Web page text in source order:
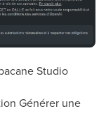
Studio
Générer une